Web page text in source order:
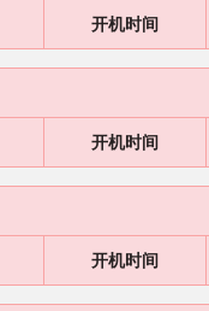
开机时间
开机时间
开机时间